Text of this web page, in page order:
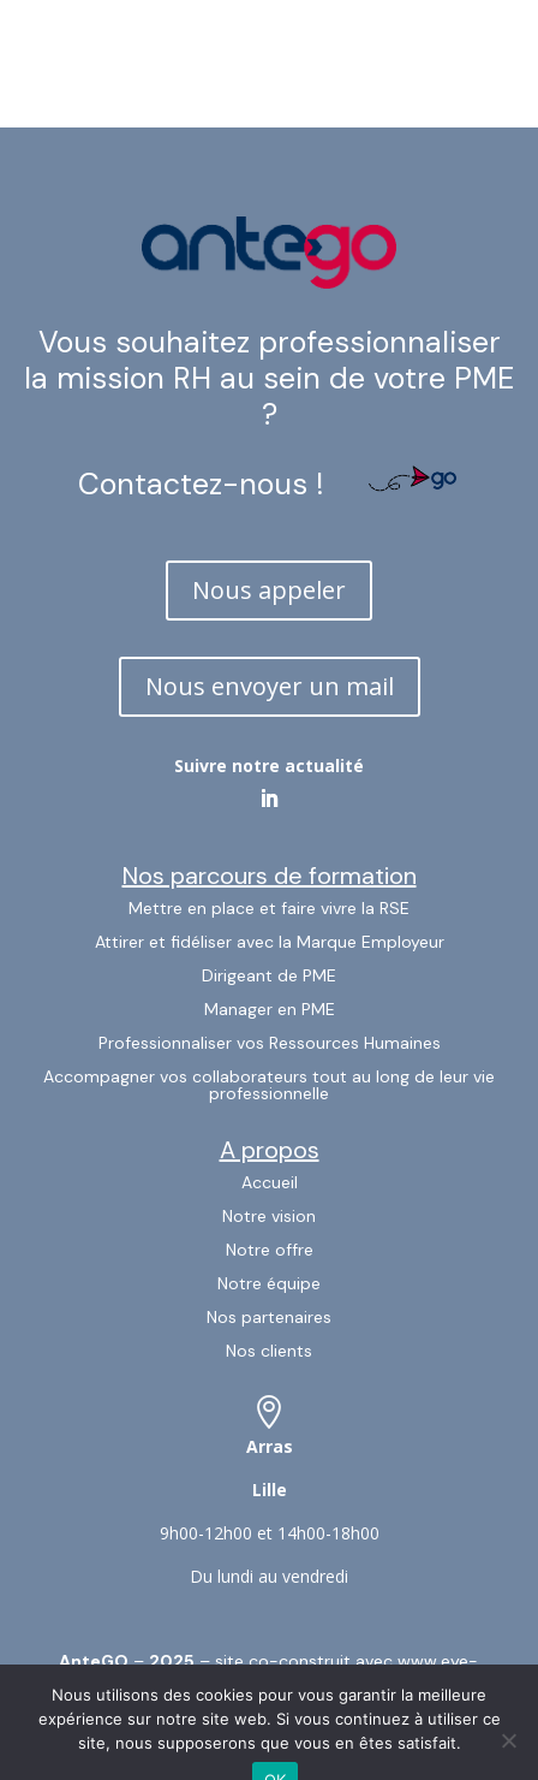
Vous souhaitez professionnaliser
la mission RH au sein de votre PME
?
Contactez-nous !
Nous appeler
Nous envoyer un mail
Suivre notre actualité
Nos parcours de formation
Mettre en place et faire vivre la RSE
Attirer et fidéliser avec la Marque Employeur
Dirigeant de PME
Manager en PME
Professionnaliser vos Ressources Humaines
Accompagner vos collaborateurs tout au long de leur vie
professionnelle
A propos
Accueil
Notre vision
Notre offre
Notre équipe
Nos partenaires
Nos clients

Arras
Lille
9h00-12h00 et 14h00-18h00
Du lundi au vendredi
AnteGO–2025– site co-construit avecwww.eye-
s.fr–Mentions légales–Politique de confidentialité
et Gestion des cookies
Nous utilisons des cookies pour vous garantir la meilleure
expérience sur notre site web. Si vous continuez à utiliser ce
site, nous supposerons que vous en êtes satisfait.